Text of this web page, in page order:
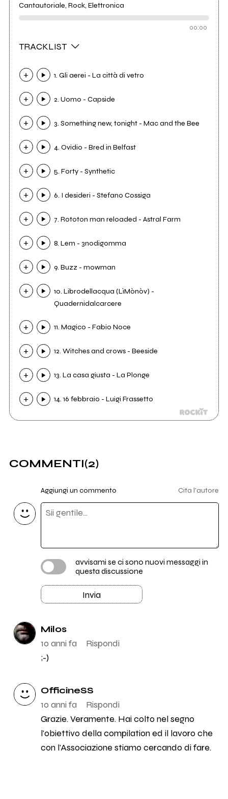
Cantautoriale, Rock, Elettronica
00:00
TRACKLIST
1. Gli aerei - La città di vetro
2. Uomo - Capside
3. Something new, tonight - Mac and the Bee
4. Ovidio - Bred in Belfast
5. Forty - Synthetic
6. I desideri - Stefano Cossiga
7. Rototon man reloaded - Astral Farm
8. Lem - 3nodigomma
9. Buzz - mowman
10. Librodellacqua (LìMònòv) -
Quadernidalcarcere
11. Magico - Fabio Noce
12. Witches and crows - Beeside
13. La casa giusta - La Plonge
14. 16 febbraio - Luigi Frassetto
COMMENTI(2)
Aggiungi un commento Cita l'autore
avvisami se ci sono nuovi messaggi in
questa discussione
Invia
Milos
10 anni fa
Rispondi
;-)
OfficineSS
10 anni fa
Rispondi
Grazie. Veramente. Hai colto nel segno
l'obiettivo della compilation ed il lavoro che
con l'Associazione stiamo cercando di fare.